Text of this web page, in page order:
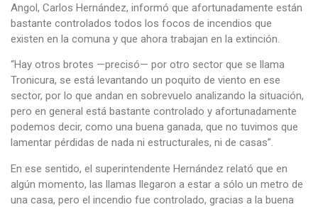
Angol, Carlos Hernández, informó que afortunadamente están
bastante controlados todos los focos de incendios que
existen en la comuna y que ahora trabajan en la extinción.
“Hay otros brotes —precisó— por otro sector que se llama
Tronicura, se está levantando un poquito de viento en ese
sector, por lo que andan en sobrevuelo analizando la situación,
pero en general está bastante controlado y afortunadamente
podemos decir, como una buena ganada, que no tuvimos que
lamentar pérdidas de nada ni estructurales, ni de casas”.
En ese sentido, el superintendente Hernández relató que en
algún momento, las llamas llegaron a estar a sólo un metro de
una casa, pero el incendio fue controlado, gracias a la buena